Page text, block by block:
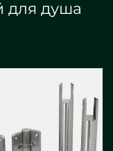
для душа